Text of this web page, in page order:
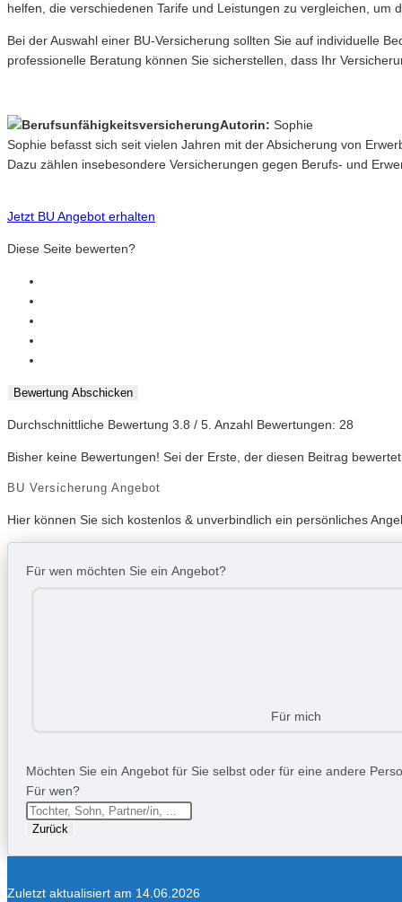
helfen, die verschiedenen Tarife und Leistungen zu vergleichen, um
Bei der Auswahl einer BU-Versicherung sollten Sie auf individuelle
professionelle Beratung können Sie sicherstellen, dass Ihr
Autorin: Sophie
Sophie befasst sich seit vielen Jahren mit der Absicherung von
Dazu zählen insebesondere Versicherungen gegen Berufs- und
Jetzt BU Angebot erhalten
Diese Seite bewerten?
Bewertung Abschicken
Durchschnittliche Bewertung 3.8 / 5. Anzahl Bewertungen: 28
Bisher keine Bewertungen! Sei der Erste, der diesen Beitrag
BU Versicherung Angebot
Hier können Sie sich kostenlos & unverbindlich ein persönliches
Für wen möchten Sie ein Angebot?
Für mich
Möchten Sie ein Angebot für Sie selbst oder für eine andere
Für wen?
Zurück
Zuletzt aktualisiert am 14.06.2026